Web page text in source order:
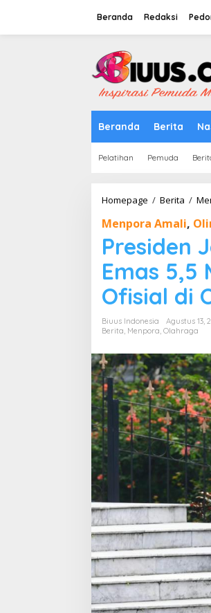
Beranda Redaksi
Beranda Berita
Pelatihan Pemuda
Homepage / Berita /
Menpora Amali,
Presiden
Emas 5,5
Ofisial di
Biuus Indonesia
Agustus 13,
Berita, Menpora, Olahraga